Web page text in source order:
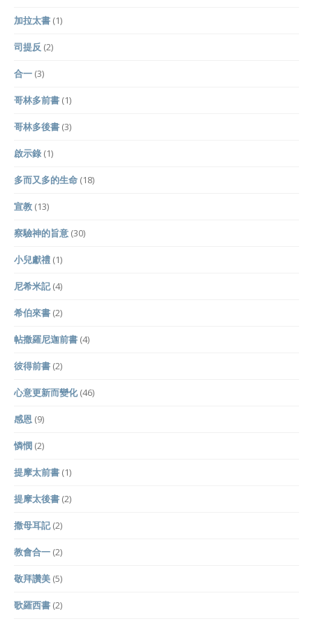
加拉太書 (1)
司提反 (2)
合一 (3)
哥林多前書 (1)
哥林多後書 (3)
啟示錄 (1)
多而又多的生命 (18)
宣教 (13)
察驗神的旨意 (30)
小兒獻禮 (1)
尼希米記(4)
希伯來書 (2)
帖撒羅尼迦前書 (4)
彼得前書 (2)
心意更新而變化(46)
感恩 (9)
憐憫 (2)
提摩太前書 (1)
提摩太後書 (2)
撒母耳記(2)
教會合一 (2)
敬拜讚美 (5)
歌羅西書 (2)